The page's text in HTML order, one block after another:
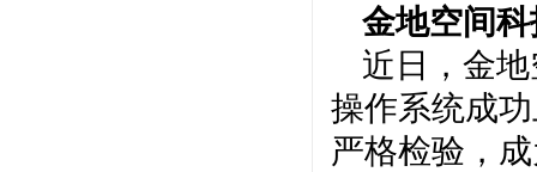
金地空间
近日，金
操作系统成
严格检验，